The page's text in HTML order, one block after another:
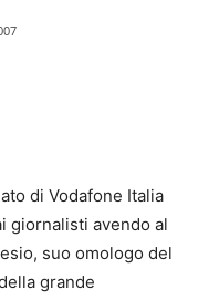
di Vodafone Italia
giornalisti avendo al
suo omologo del
grande